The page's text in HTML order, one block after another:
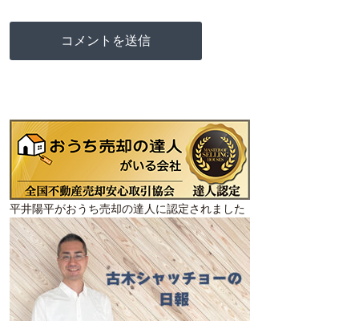
平井陽平がおうち売却の達人に認定されました